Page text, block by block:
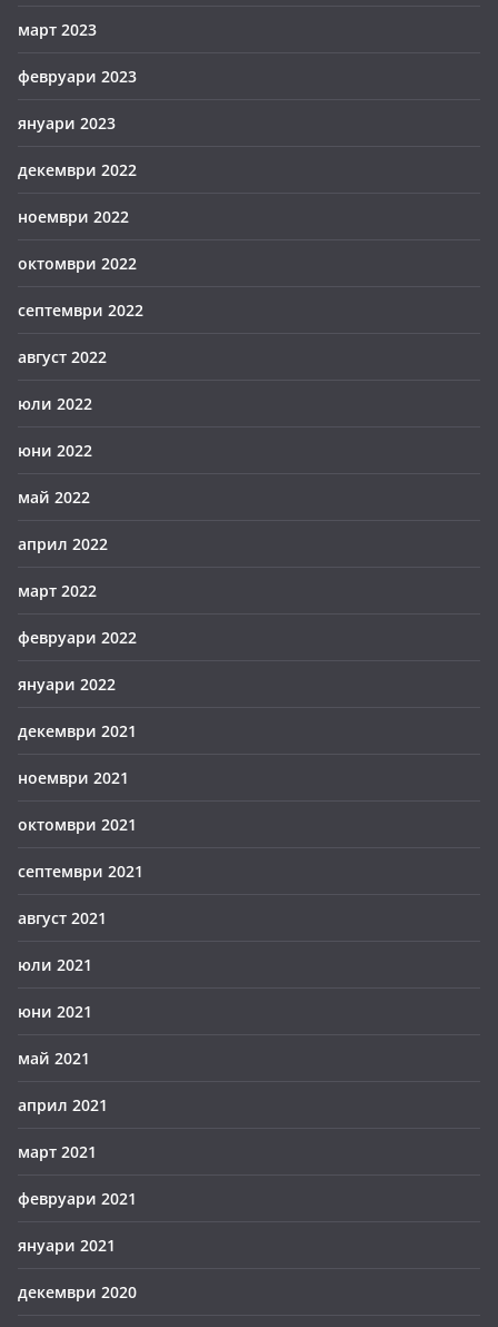
март 2023
февруари 2023
януари 2023
декември 2022
ноември 2022
октомври 2022
септември 2022
август 2022
юли 2022
юни 2022
май 2022
април 2022
март 2022
февруари 2022
януари 2022
декември 2021
ноември 2021
октомври 2021
септември 2021
август 2021
юли 2021
юни 2021
май 2021
април 2021
март 2021
февруари 2021
януари 2021
декември 2020